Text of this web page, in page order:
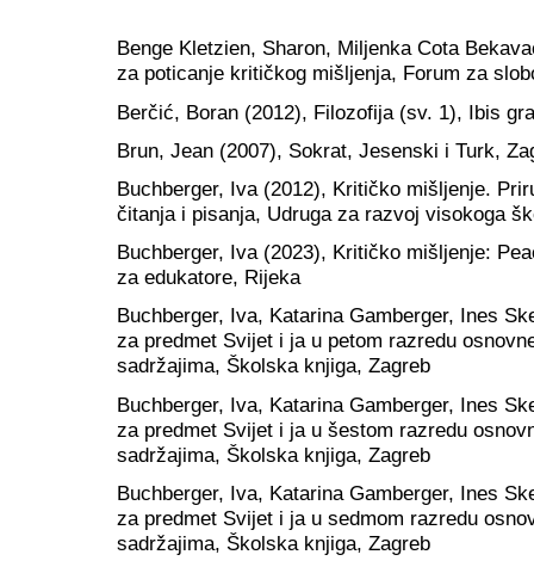
Benge Kletzien, Sharon, Miljenka Cota
za poticanje kritičkog mišljenja, Forum za
Berčić, Boran (2012), Filozofija (sv. 1), Ibis
Brun, Jean (2007), Sokrat, Jesenski i Turk,
Buchberger, Iva (2012), Kritičko mišljenje.
čitanja i pisanja, Udruga za razvoj visokoga
Buchberger, Iva (2023), Kritičko mišljenje:
za edukatore, Rijeka
Buchberger, Iva, Katarina Gamberger, Ines
za predmet Svijet i ja u petom razredu
sadržajima, Školska knjiga, Zagreb
Buchberger, Iva, Katarina Gamberger, Ines
za predmet Svijet i ja u šestom razredu
sadržajima, Školska knjiga, Zagreb
Buchberger, Iva, Katarina Gamberger, Ines
za predmet Svijet i ja u sedmom razredu
sadržajima, Školska knjiga, Zagreb